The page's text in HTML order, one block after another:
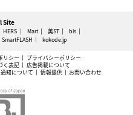
Site
HERS Mart 美ST
bis
SmartFLASH kokode.jp
リシー
プライバシーポリシー
く表記
広告掲載について
知について 情報提供 お問い合わせ